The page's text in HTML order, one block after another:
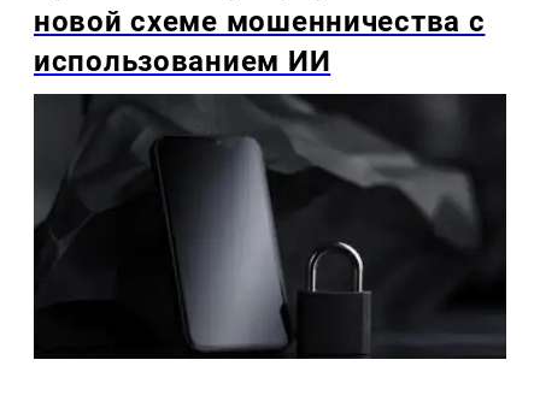
новой схеме мошенничества с
использованием ИИ